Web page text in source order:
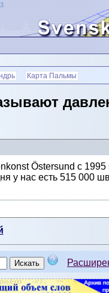
Карта Пальмы
Östersund с 1995
у нас есть 515 000